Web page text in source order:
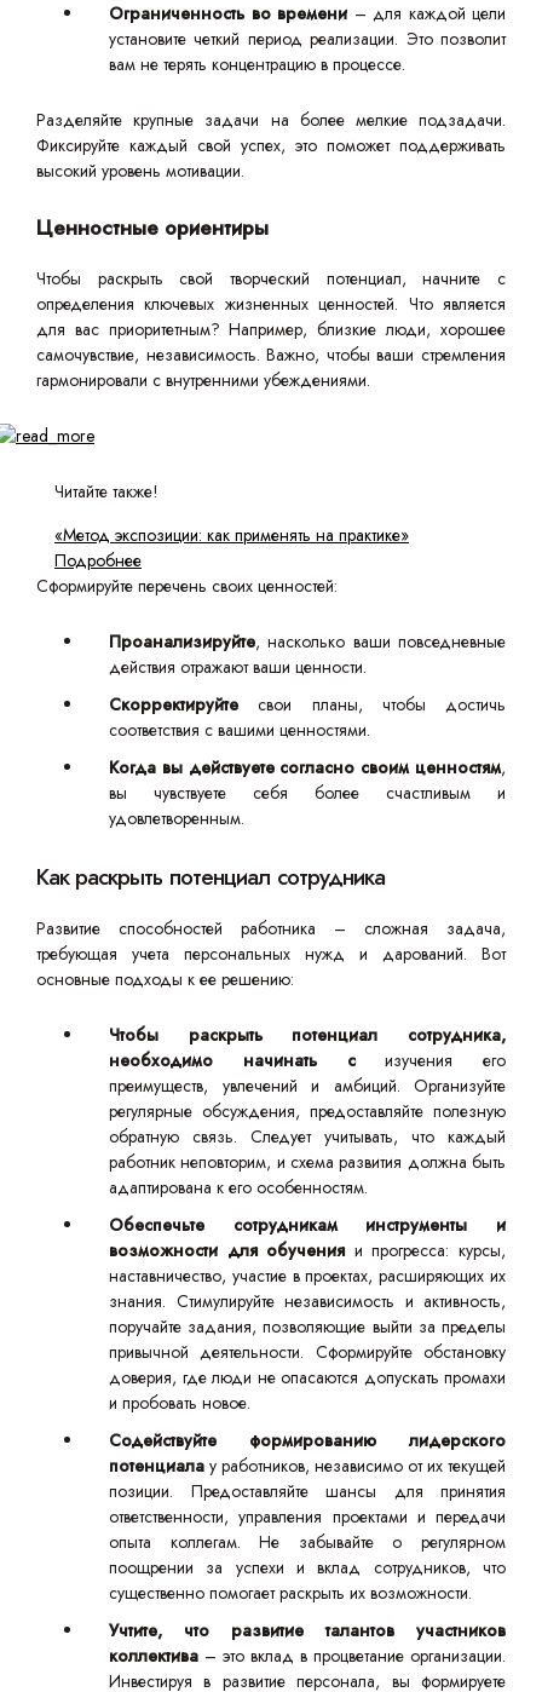
Ограниченность во времени – для каждой цели
установите четкий период реализации. Это позволит
вам не терять концентрацию в процессе.
Разделяйте крупные задачи на более мелкие подзадачи.
Фиксируйте каждый свой успех, это поможет поддерживать
высокий уровень мотивации.
Ценностные ориентиры
Чтобы раскрыть свой творческий потенциал, начните с
определения ключевых жизненных ценностей. Что является
для вас приоритетным? Например, близкие люди, хорошее
самочувствие, независимость. Важно, чтобы ваши стремления
гармонировали с внутренними убеждениями.
Читайте также!
«Метод экспозиции: как применять на практике»
Подробнее
Сформируйте перечень своих ценностей:
Проанализируйте, насколько ваши повседневные
действия отражают ваши ценности.
Скорректируйте свои планы, чтобы достичь
соответствия с вашими ценностями.
Когда вы действуете согласно своим ценностям,
вы чувствуете себя более счастливым и
удовлетворенным.
Как раскрыть потенциал сотрудника
Развитие способностей работника – сложная задача,
требующая учета персональных нужд и дарований. Вот
основные подходы к ее решению:
Чтобы раскрыть потенциал сотрудника,
необходимо начинать сизучения его
преимуществ, увлечений и амбиций. Организуйте
регулярные обсуждения, предоставляйте полезную
обратную связь. Следует учитывать, что каждый
работник неповторим, и схема развития должна быть
адаптирована к его особенностям.
Обеспечьте сотрудникам инструменты и
возможности для обученияи прогресса: курсы,
наставничество, участие в проектах, расширяющих их
знания. Стимулируйте независимость и активность,
поручайте задания, позволяющие выйти за пределы
привычной деятельности. Сформируйте обстановку
доверия, где люди не опасаются допускать промахи
и пробовать новое.
Содействуйте формированию лидерского
потенциала у работников, независимо от их текущей
позиции. Предоставляйте шансы для принятия
ответственности, управления проектами и передачи
опыта коллегам. Не забывайте о регулярном
поощрении за успехи и вклад сотрудников, что
существенно помогает раскрыть их возможности.
Учтите, что развитие талантов участников
коллектива – это вклад в процветание организации.
Инвестируя в развитие персонала, вы формируете